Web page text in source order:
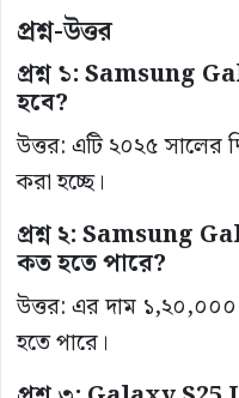
প্রশ্ন-উত্তর
প্রশ্ন ১: Samsung
হবে?
উত্তর: এটি ২০২৫ সালের
করা হচ্ছে।
প্রশ্ন ২: Samsung
কত হতে পারে?
উত্তর: এর দাম
হতে পারে।